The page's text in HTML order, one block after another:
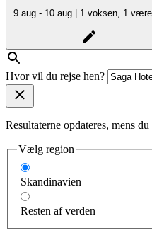
9 aug - 10 aug | 1 voksen, 1
Hvor vil du rejse hen?
Resultaterne opdateres, mens
Vælg region
Skandinavien
Resten af verden